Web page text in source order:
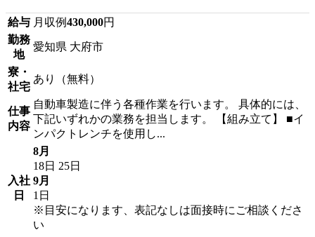
給与 月収例430,000円
勤務
地
愛知県 大府市
寮・
社宅
あり（無料）
仕事
内容
自動車製造に伴う各種作業を行います。 具体的には、
下記いずれかの業務を担当します。 【組み立て】 ■イ
ンパクトレンチを使用し...
入社
日
8月
18日 25日
9月
1日
※目安になります、表記なしは面接時にご相談くださ
い